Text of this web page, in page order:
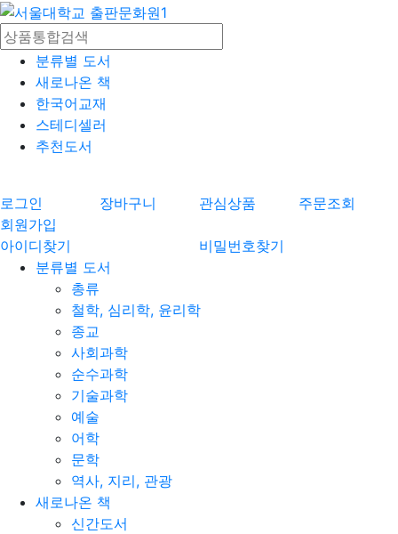
분류별 도서
새로나온 책
한국어교재
스테디셀러
추천도서
로그인 장바구니 관심상품
주문조회
회원가입
아이디찾기
비밀번호찾기
분류별 도서
총류
철학, 심리학, 윤리학
종교
사회과학
순수과학
기술과학
예술
어학
문학
역사, 지리, 관광
새로나온 책
신간도서